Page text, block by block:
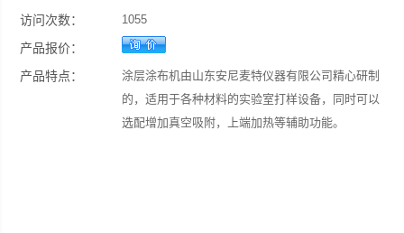
访问次数： 1055
产品报价：
产品特点：
涂层涂布机由山东安尼麦特仪器有限公司精心研制
的，适用于各种材料的实验室打样设备，同时可以
选配增加真空吸附，上端加热等辅助功能。